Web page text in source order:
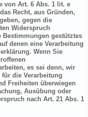
von Art. 6 Abs. 1 lit. e
Recht, aus Gründen,
gegen die
Widerspruch
gestütztes
denen eine Verarbeitung
Wenn Sie
es sei denn, wir
die Verarbeitung
Freiheiten überwiegen
Ausübung oder
nach Art. 21 Abs. 1